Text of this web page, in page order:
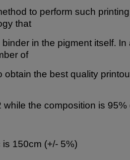
to perform such
that
in the pigment itself.
of
obtain the best quality
while the composition is
150cm (+/- 5%)